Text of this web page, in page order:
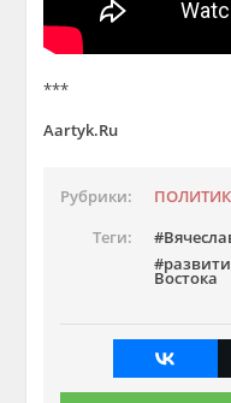
***
Aartyk.Ru
Рубрики:
Теги:
Востока